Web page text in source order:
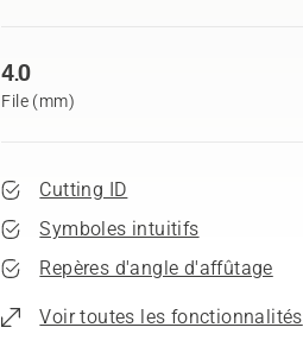
4.0
File (mm)
Cutting ID
Symboles intuitifs
Repères d'angle d'affûtage
Voir toutes les fonctionnalités